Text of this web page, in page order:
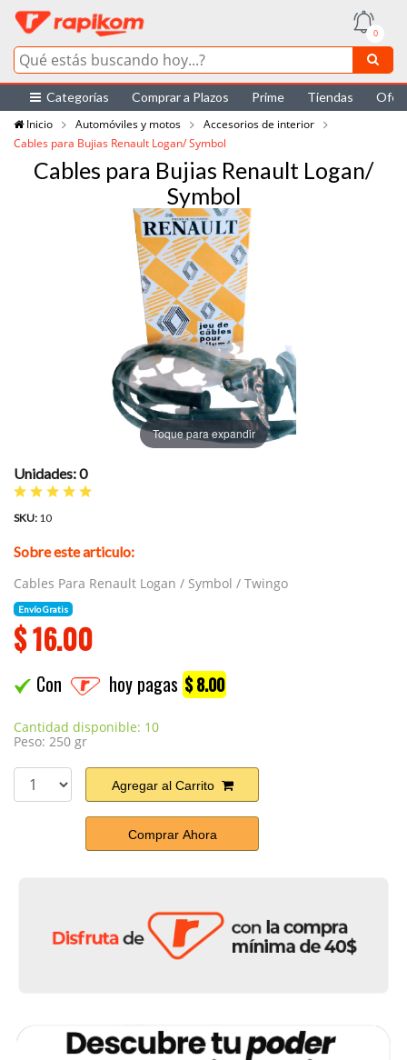
0
Categorías Comprar a Plazos Prime Tiendas
Inicio
Automóviles y motos
Accesorios de interior
Cables para Bujias Renault Logan/ Symbol
Cables para Bujias Renault Logan/
Symbol
Toque para expandir
Unidades: 0
SKU: 10
Sobre este articulo:
Cables Para Renault Logan / Symbol / Twingo
Envío Gratis
$16.00
Con hoy pagas $ 8.00
Cantidad disponible: 10
Peso: 250 gr
Agregar al Carrito
Comprar Ahora